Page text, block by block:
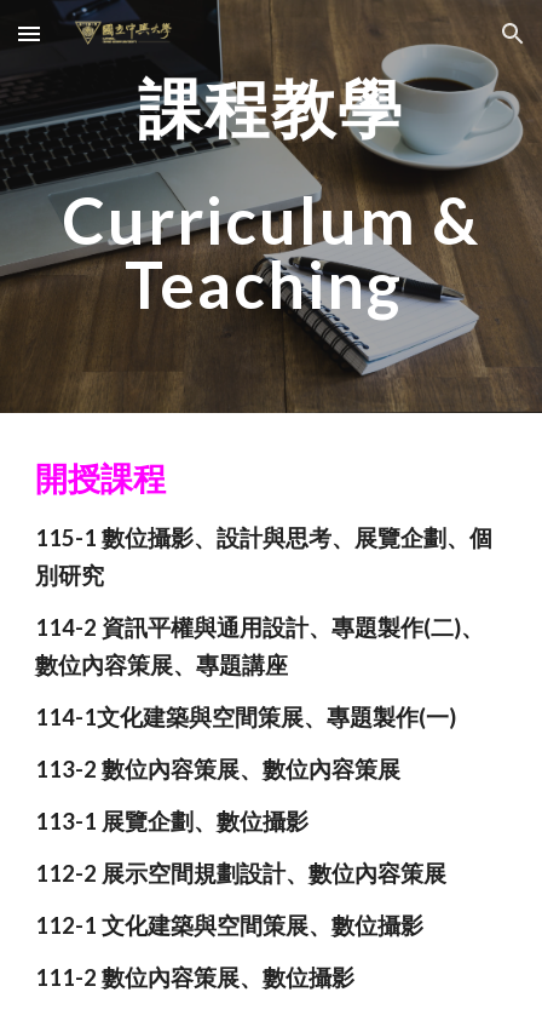
Skip to main content Skip to navigation
課程教學
Curriculum &
Teaching
開授課程
115-1 數位攝影、設計與思考、展覽企劃、個
別研究
114-2 資訊平權與通用設計、專題製作(二)、
數位內容策展、專題講座
114-1文化建築與空間策展、專題製作(一)
113-2 數位內容策展、數位內容策展
113-1 展覽企劃、數位攝影
112-2 展示空間規劃設計、數位內容策展
112-1 文化建築與空間策展、數位攝影
111-2 數位內容策展、數位攝影